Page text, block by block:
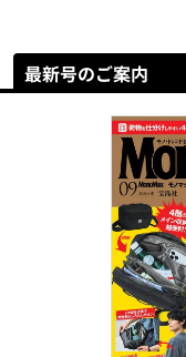
最新号のご案内